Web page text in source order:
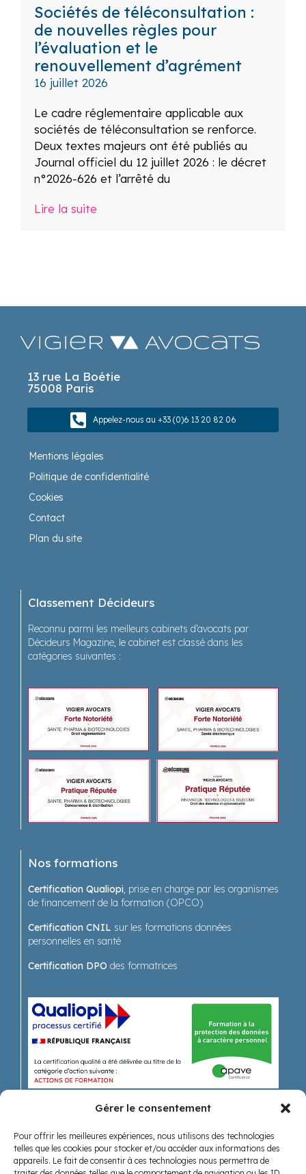
Gérer le consentement
Pour offrir les meilleures expériences, nous utilisons des technologies
telles que les cookies pour stocker et/ou accéder aux informations des
appareils. Le fait de consentir à ces technologies nous permettra de
Sociétés de téléconsultation :
de nouvelles règles pour
l’évaluation et le
renouvellement d’agrément
16 juillet 2026
Le cadre réglementaire applicable aux
sociétés de téléconsultation se renforce.
Deux textes majeurs ont été publiés au
Journal officiel du 12 juillet 2026 : le décret
n°2026-626 et l’arrêté du
Lire la suite
13 rue La Boétie
75008 Paris
Appelez-nous au +33 (0)6 13 20 82 06
Mentions légales
Politique de confidentialité
Cookies
Contact
Plan du site
Classement Décideurs
Reconnu parmi les meilleurs cabinets d’avocats par
Décideurs Magazine, le cabinet est classé dans les
catégories suivantes :
Nos formations
Certification Qualiopi, prise en charge par les organismes
de financement de la formation (OPCO)
Certification CNIL sur les formations données
personnelles en santé
Certification DPO des formatrices
Recevoir nos actualités